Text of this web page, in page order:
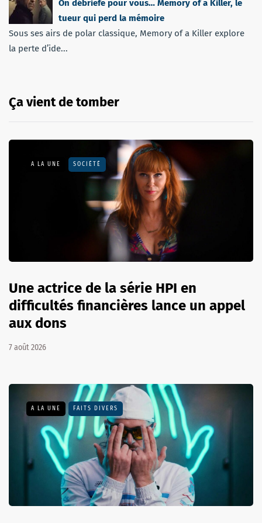
On débriefe pour vous… Memory of a Killer, le
tueur qui perd la mémoire
Sous ses airs de polar classique, Memory of a Killer explore
la perte d’ide...
Ça vient de tomber
A LA UNE SOCIÉTÉ
Une actrice de la série HPI en
difficultés financières lance un appel
aux dons
7 août 2026
A LA UNE FAITS DIVERS